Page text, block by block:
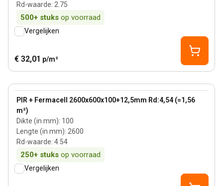
Rd-waarde: 2.75
500+ stuks op voorraad
Vergelijken
€ 32,01 p/m²
PIR + Fermacell 2600x600x100+12,5mm Rd:4,54 (=1,56
m²)
Dikte (in mm): 100
Lengte (in mm): 2600
Rd-waarde: 4.54
250+ stuks op voorraad
View product
Vergelijken